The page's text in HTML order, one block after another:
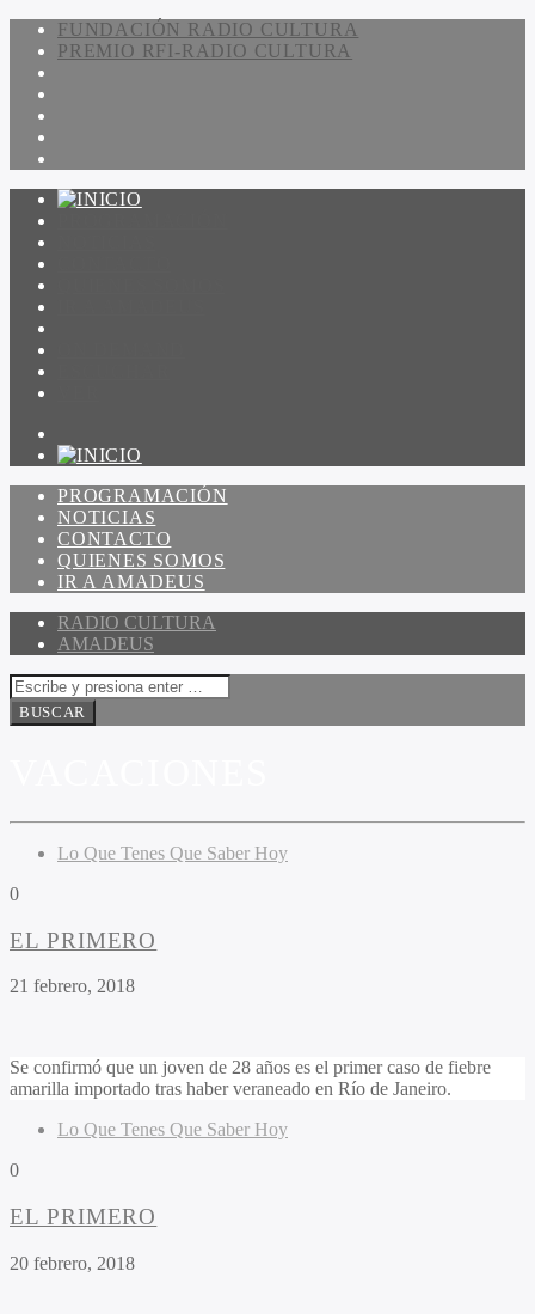
FUNDACIÓN RADIO CULTURA
PREMIO RFI-RADIO CULTURA
PROGRAMACIÓN
NOTICIAS
CONTACTO
QUIENES SOMOS
IR A AMADEUS
RADIO CULTURA
AMADEUS
Lo Que Tenes Que Saber Hoy
0
EL PRIMERO
21 febrero, 2018
Se confirmó que un joven de 28 años es el primer caso de fiebre
amarilla importado tras haber veraneado en Río de Janeiro.
Lo Que Tenes Que Saber Hoy
0
EL PRIMERO
20 febrero, 2018